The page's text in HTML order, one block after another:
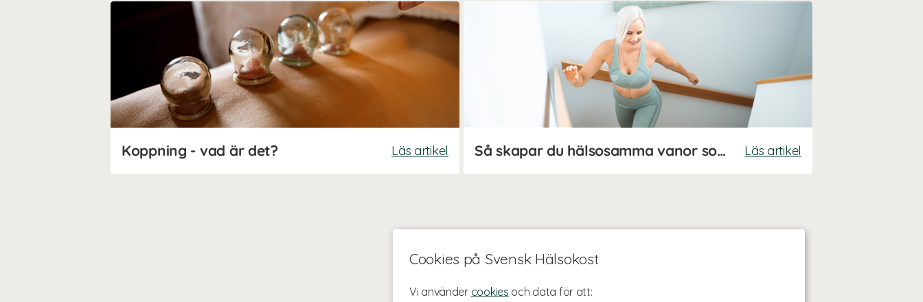
Cookies på Svensk Hälsokost
Vi använder cookies och data för att:
Koppning - vad är det? Läs artikel Så skapar du hälsosamma vanor som håller Läs artikel